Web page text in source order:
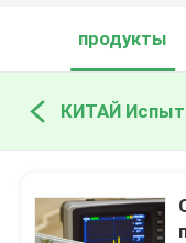
продукты
КИТАЙ